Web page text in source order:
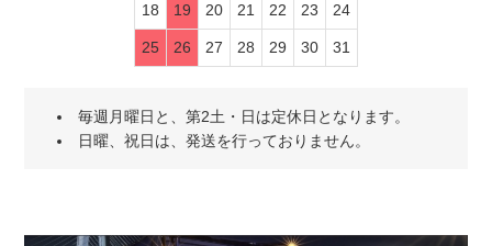
18 19 20 21 22 23 24
25 26 27 28 29 30 31
毎週月曜日と、第2土・日は定休日となります。
日曜、祝日は、発送を行っておりません。